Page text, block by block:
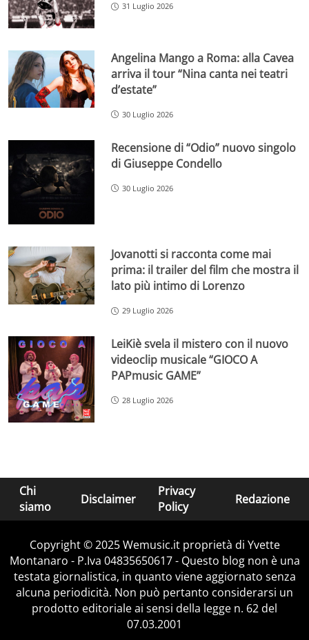
31 Luglio 2026
Angelina Mango a Roma: alla Cavea
arriva il tour “Nina canta nei teatri
d’estate”
30 Luglio 2026
Recensione di “Odio” nuovo singolo
di Giuseppe Condello
30 Luglio 2026
Jovanotti si racconta come mai
prima: il trailer del film che mostra il
lato più intimo di Lorenzo
29 Luglio 2026
LeiKiè svela il mistero con il nuovo
videoclip musicale “GIOCO A
PAPmusic GAME”
28 Luglio 2026
Chi
siamo
Disclaimer
Privacy
Policy
Redazione
Copyright © 2025 Wemusic.it proprietà di Yvette
Montanaro - P.Iva 04835650617 - Questo blog non è una
testata giornalistica, in quanto viene aggiornato senza
alcuna periodicità. Non può pertanto considerarsi un
prodotto editoriale ai sensi della legge n. 62 del
07.03.2001